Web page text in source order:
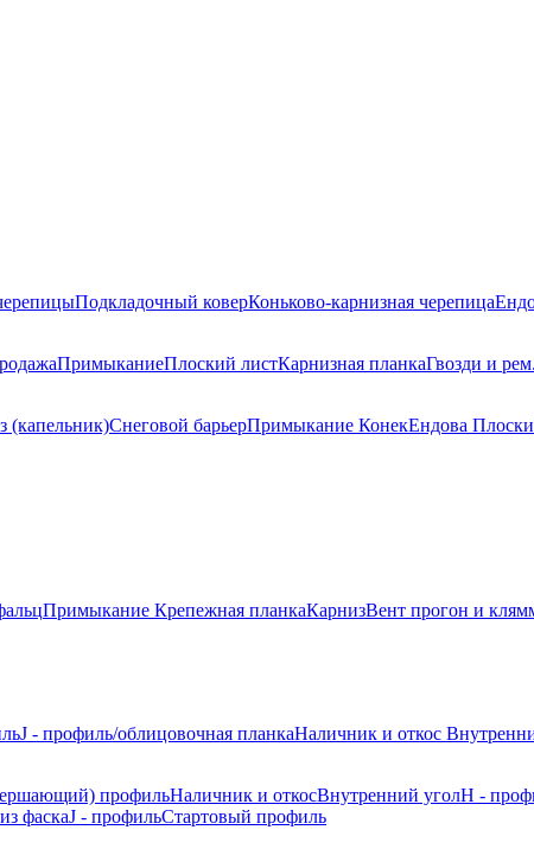
Подкладочный коверКоньково-карнизная черепица
ПримыканиеПлоский листКарнизная планкаГвозди и
(капельник)Снеговой барьерПримыкание КонекЕндова
Примыкание Крепежная планкаКарнизВент прогон и
J - профиль/облицовочная планкаНаличник и откос
профильНаличник и откосВнутренний уголH -
фаскаJ - профильСтартовый профиль